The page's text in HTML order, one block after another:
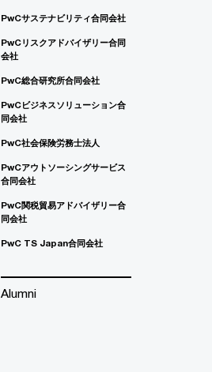
PwCサステナビリティ合同会社
PwCリスクアドバイザリー合同
会社
PwC総合研究所合同会社
PwCビジネスソリューション合
同会社
PwC社会保険労務士法人
PwCアウトソーシングサービス
合同会社
PwC関税貿易アドバイザリー合
同会社
PwC TS Japan合同会社
Alumni